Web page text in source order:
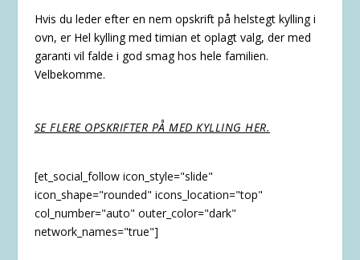
Hvis du leder efter en nem opskrift på helstegt kylling i
ovn, er Hel kylling med timian et oplagt valg, der med
garanti vil falde i god smag hos hele familien.
Velbekomme.
SE FLERE OPSKRIFTER PÅ MED KYLLING HER.
[et_social_follow icon_style="slide"
icon_shape="rounded" icons_location="top"
col_number="auto" outer_color="dark"
network_names="true"]